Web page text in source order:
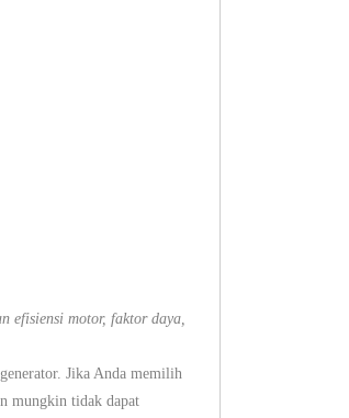
efisiensi motor, faktor daya,
Jika Anda memilih
mungkin tidak dapat